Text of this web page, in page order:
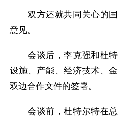
双方还就共同关心的国
意见。
会谈后，李克强和杜特
设施、产能、经济技术、
双边合作文件的签署。
会谈前，杜特尔特在总